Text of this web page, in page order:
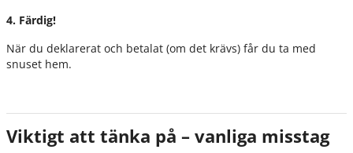
4. Färdig!
När du deklarerat och betalat (om det krävs) får du ta med
snuset hem.
Viktigt att tänka på – vanliga misstag